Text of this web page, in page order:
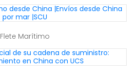
Flete Marítimo